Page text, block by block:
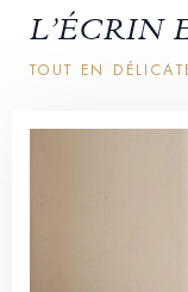
L’ÉCRIN
TOUT EN